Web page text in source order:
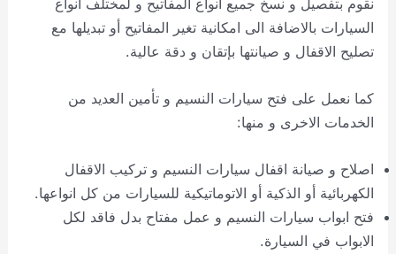
السيارات بالاضافة الى امكانية تغير المفاتيح أو تبديلها مع
تصليح الاقفال و صيانتها بإتقان و دقة عالية.
كما نعمل على فتح سيارات النسيم و تأمين العديد من
الخدمات الاخرى و منها:
اصلاح و صيانة اقفال سيارات النسيم و تركيب الاقفال
الكهربائية أو الذكية أو الاتوماتيكية للسيارات من كل انواعها.
فتح ابواب سيارات النسيم و عمل مفتاح بدل فاقد لكل
الابواب في السيارة.